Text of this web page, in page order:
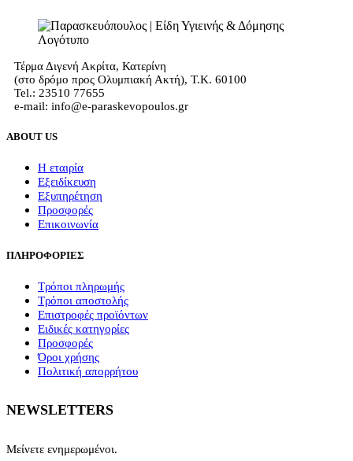
Τέρμα Διγενή Ακρίτα, Κατερίνη
(στο δρόμο προς Ολυμπιακή Ακτή), Τ.Κ. 60100
Tel.: 23510 77655
e-mail: info@e-paraskevopoulos.gr
ABOUT US
Η εταιρία
Εξειδίκευση
Εξυπηρέτηση
Προσφορές
Επικοινωνία
ΠΛΗΡΟΦΟΡΙΕΣ
Τρόποι πληρωμής
Τρόποι αποστολής
Επιστροφές προϊόντων
Ειδικές κατηγορίες
Προσφορές
Όροι χρήσης
Πολιτική απορρήτου
NEWSLETTERS
Μείνετε ενημερωμένοι.